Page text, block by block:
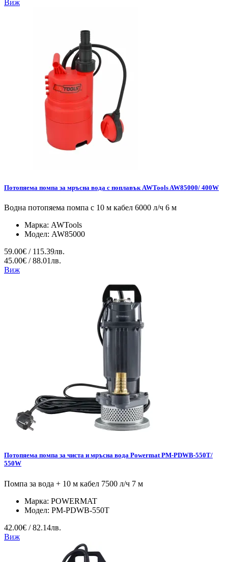
Виж
Потопяема помпа за мръсна вода с поплавък AWTools AW85000/ 400W
Водна потопяема помпа с 10 м кабел 6000 л/ч 6 м
Марка: AWTools
Модел: AW85000
59.00€ / 115.39лв.
45.00€ / 88.01лв.
Виж
Потопяема помпа за чиста и мръсна вода Powermat PM-PDWB-550T/
550W
Помпа за вода + 10 м кабел 7500 л/ч 7 м
Марка: POWERMAT
Модел: PM-PDWB-550T
42.00€ / 82.14лв.
Виж